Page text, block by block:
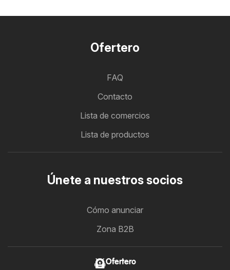
Ofertero
FAQ
Contacto
Lista de comercios
Lista de productos
Únete a nuestros socios
Cómo anunciar
Zona B2B
Ofertero